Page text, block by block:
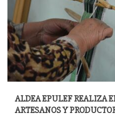
ALDEA EPULEF REALIZA
ARTESANOS Y